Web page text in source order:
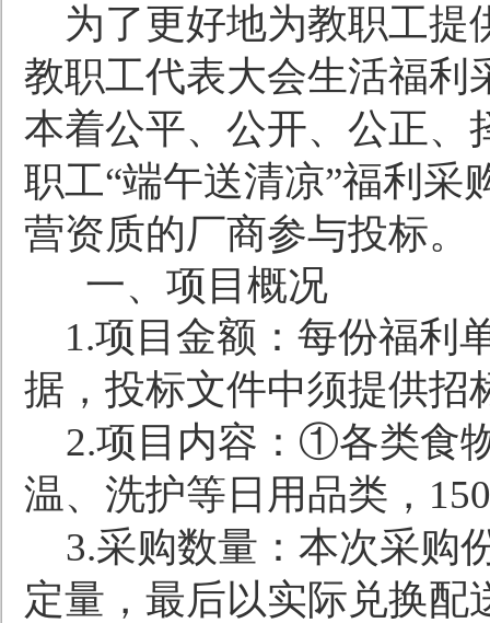
为了更好地为教职工提
教职工代表大会生活福利
本着公平、公开、公正、
职工“端午送清凉”福利采
营资质的厂商参与投标。
一、项目概况
1.项目金额：每份福利
据，投标文件中须提供招
2.项目内容：①各类食
温、洗护等日用品类， 150
3.采购数量：本次采购
定量，最后以实际兑换